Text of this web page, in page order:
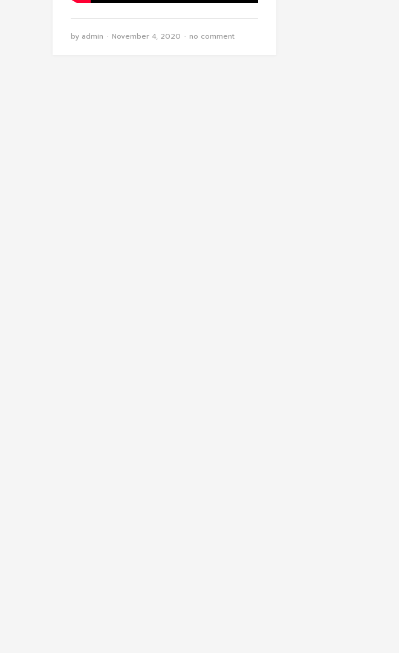
by admin November 4, 2020 no comment